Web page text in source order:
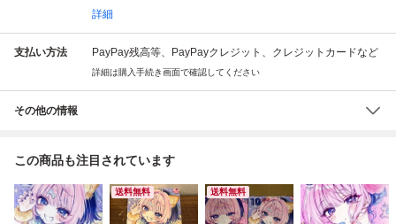
詳細
支払い方法 PayPay残高等、PayPayクレジット、クレジットカードなど
詳細は購入手続き画面で確認してください
その他の情報
この商品も注目されています
送料無料 送料無料